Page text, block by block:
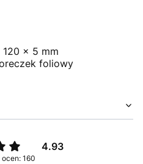
120 x 5 mm
foliowy
4.93
160